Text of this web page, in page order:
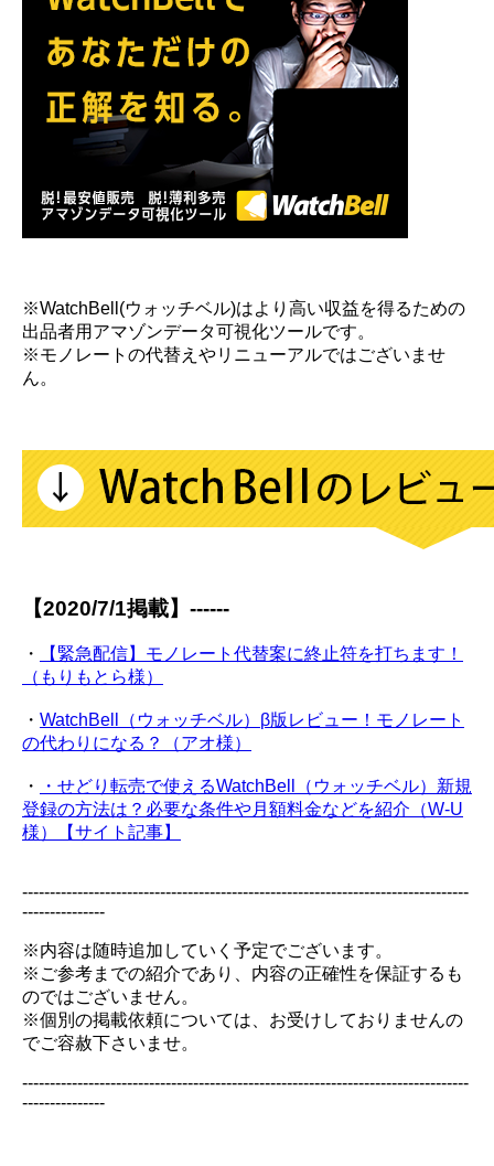
※WatchBell(ウォッチベル)はより高い収益を得るための
出品者用アマゾンデータ可視化ツールです。
※モノレートの代替えやリニューアルではございませ
ん。
【2020/7/1掲載】------
・
【緊急配信】モノレート代替案に終止符を打ちます！
（もりもとら様）
・ WatchBell（ウォッチベル）β版レビュー！モノレート
の代わりになる？（アオ様）
・
・せどり転売で使えるWatchBell（ウォッチベル）新規
登録の方法は？必要な条件や月額料金などを紹介（W-U
様）【サイト記事】
---------------------------------------------------------------------------------
---------------
※内容は随時追加していく予定でございます。
※ご参考までの紹介であり、内容の正確性を保証するも
のではございません。
※個別の掲載依頼については、お受けしておりませんの
でご容赦下さいませ。
---------------------------------------------------------------------------------
---------------